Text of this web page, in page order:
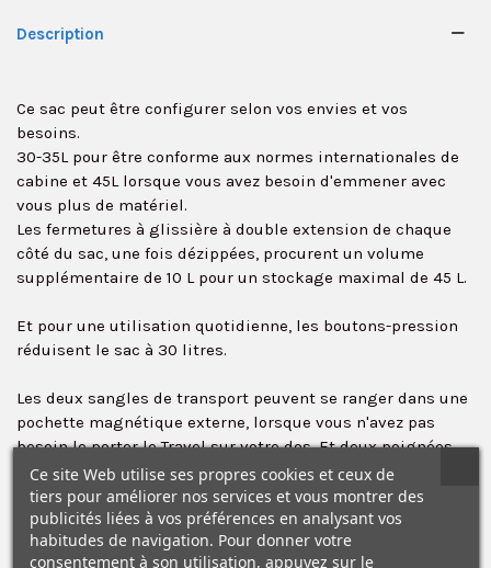
Description
Ce sac peut être configurer selon vos envies et vos
besoins.
30-35L pour être conforme aux normes internationales de
cabine et 45L lorsque vous avez besoin d'emmener avec
vous plus de matériel.
Les fermetures à glissière à double extension de chaque
côté du sac, une fois dézippées, procurent un volume
supplémentaire de 10 L pour un stockage maximal de 45 L.
Et pour une utilisation quotidienne, les boutons-pression
réduisent le sac à 30 litres.
Les deux sangles de transport peuvent se ranger dans une
pochette magnétique externe, lorsque vous n'avez pas
besoin le porter le Travel sur votre dos. Et deux poignées
vous permettent de le porter soit à l'horizontale, soit à la
verticale.
Des poches latérales peuvent stocker des bouteilles d'eau,
Ce site Web utilise ses propres cookies et ceux de
tiers pour améliorer nos services et vous montrer des
publicités liées à vos préférences en analysant vos
habitudes de navigation. Pour donner votre
consentement à son utilisation, appuyez sur le